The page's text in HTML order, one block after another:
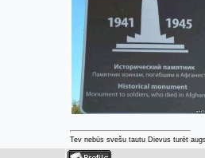
Tev nebūs svešu tautu Dievus turēt